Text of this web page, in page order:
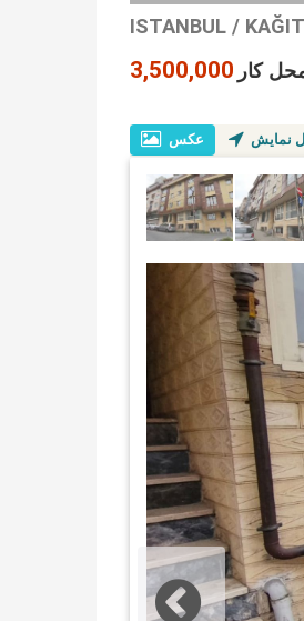
ISTANBUL /
کار
عکس نمایش